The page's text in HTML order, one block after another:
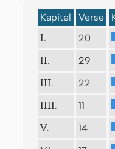
Kapitel Verse
I. 20
II. 29
III. 22
IIII. 11
V. 14